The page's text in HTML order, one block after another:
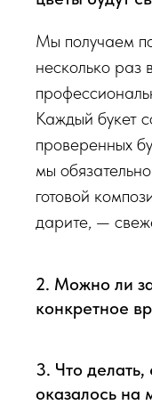
видео
флорист собрал для
Доставка цветов в
Мы получаем
несколько раз
Каждый букет
проверенных
мы
готовой
дарите, —
2. Можно ли
конкретное
3. Что делать,
оказалось на